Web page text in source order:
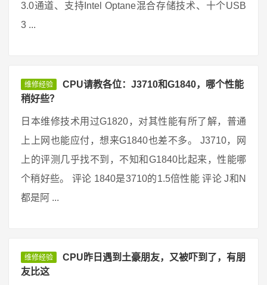
3.0通道、支持Intel Optane混合存储技术、十个USB
3 ...
维修经验
CPU请教各位：J3710和G1840，哪个性能
稍好些？
日本维修技术用过G1820，对其性能有所了解，普通
上上网也能应付，想来G1840也差不多。 J3710，网
上的评测几乎找不到，不知和G1840比起来，性能哪
个稍好些。 评论 1840是3710的1.5倍性能 评论 J和N
都是阿 ...
维修经验
CPU昨日遇到土豪朋友，又被吓到了，有朋
友比这